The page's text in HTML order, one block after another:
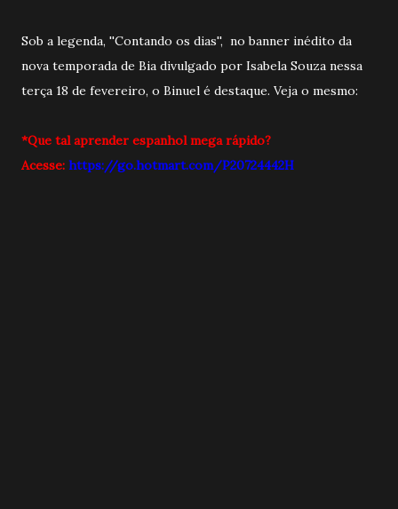
Sob a legenda, ''Contando os dias'', no banner inédito da
nova temporada de Bia divulgado por Isabela Souza nessa
terça 18 de fevereiro, o Binuel é destaque. Veja o mesmo:
*Que tal aprender espanhol mega rápido?
Acesse: https://go.hotmart.com/P20724442H